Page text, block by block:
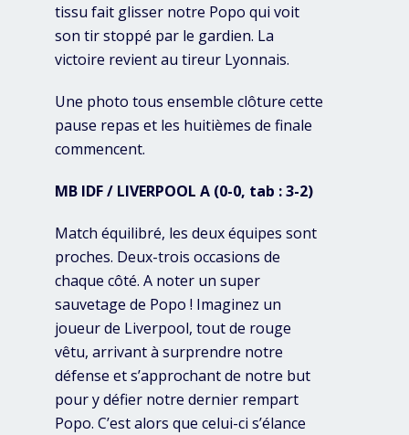
tissu fait glisser notre Popo qui voit
son tir stoppé par le gardien. La
victoire revient au tireur Lyonnais.
Une photo tous ensemble clôture cette
pause repas et les huitièmes de finale
commencent.
MB IDF / LIVERPOOL A (0-0, tab : 3-2)
Match équilibré, les deux équipes sont
proches. Deux-trois occasions de
chaque côté. A noter un super
sauvetage de Popo ! Imaginez un
joueur de Liverpool, tout de rouge
vêtu, arrivant à surprendre notre
défense et s’approchant de notre but
pour y défier notre dernier rempart
Popo. C’est alors que celui-ci s’élance